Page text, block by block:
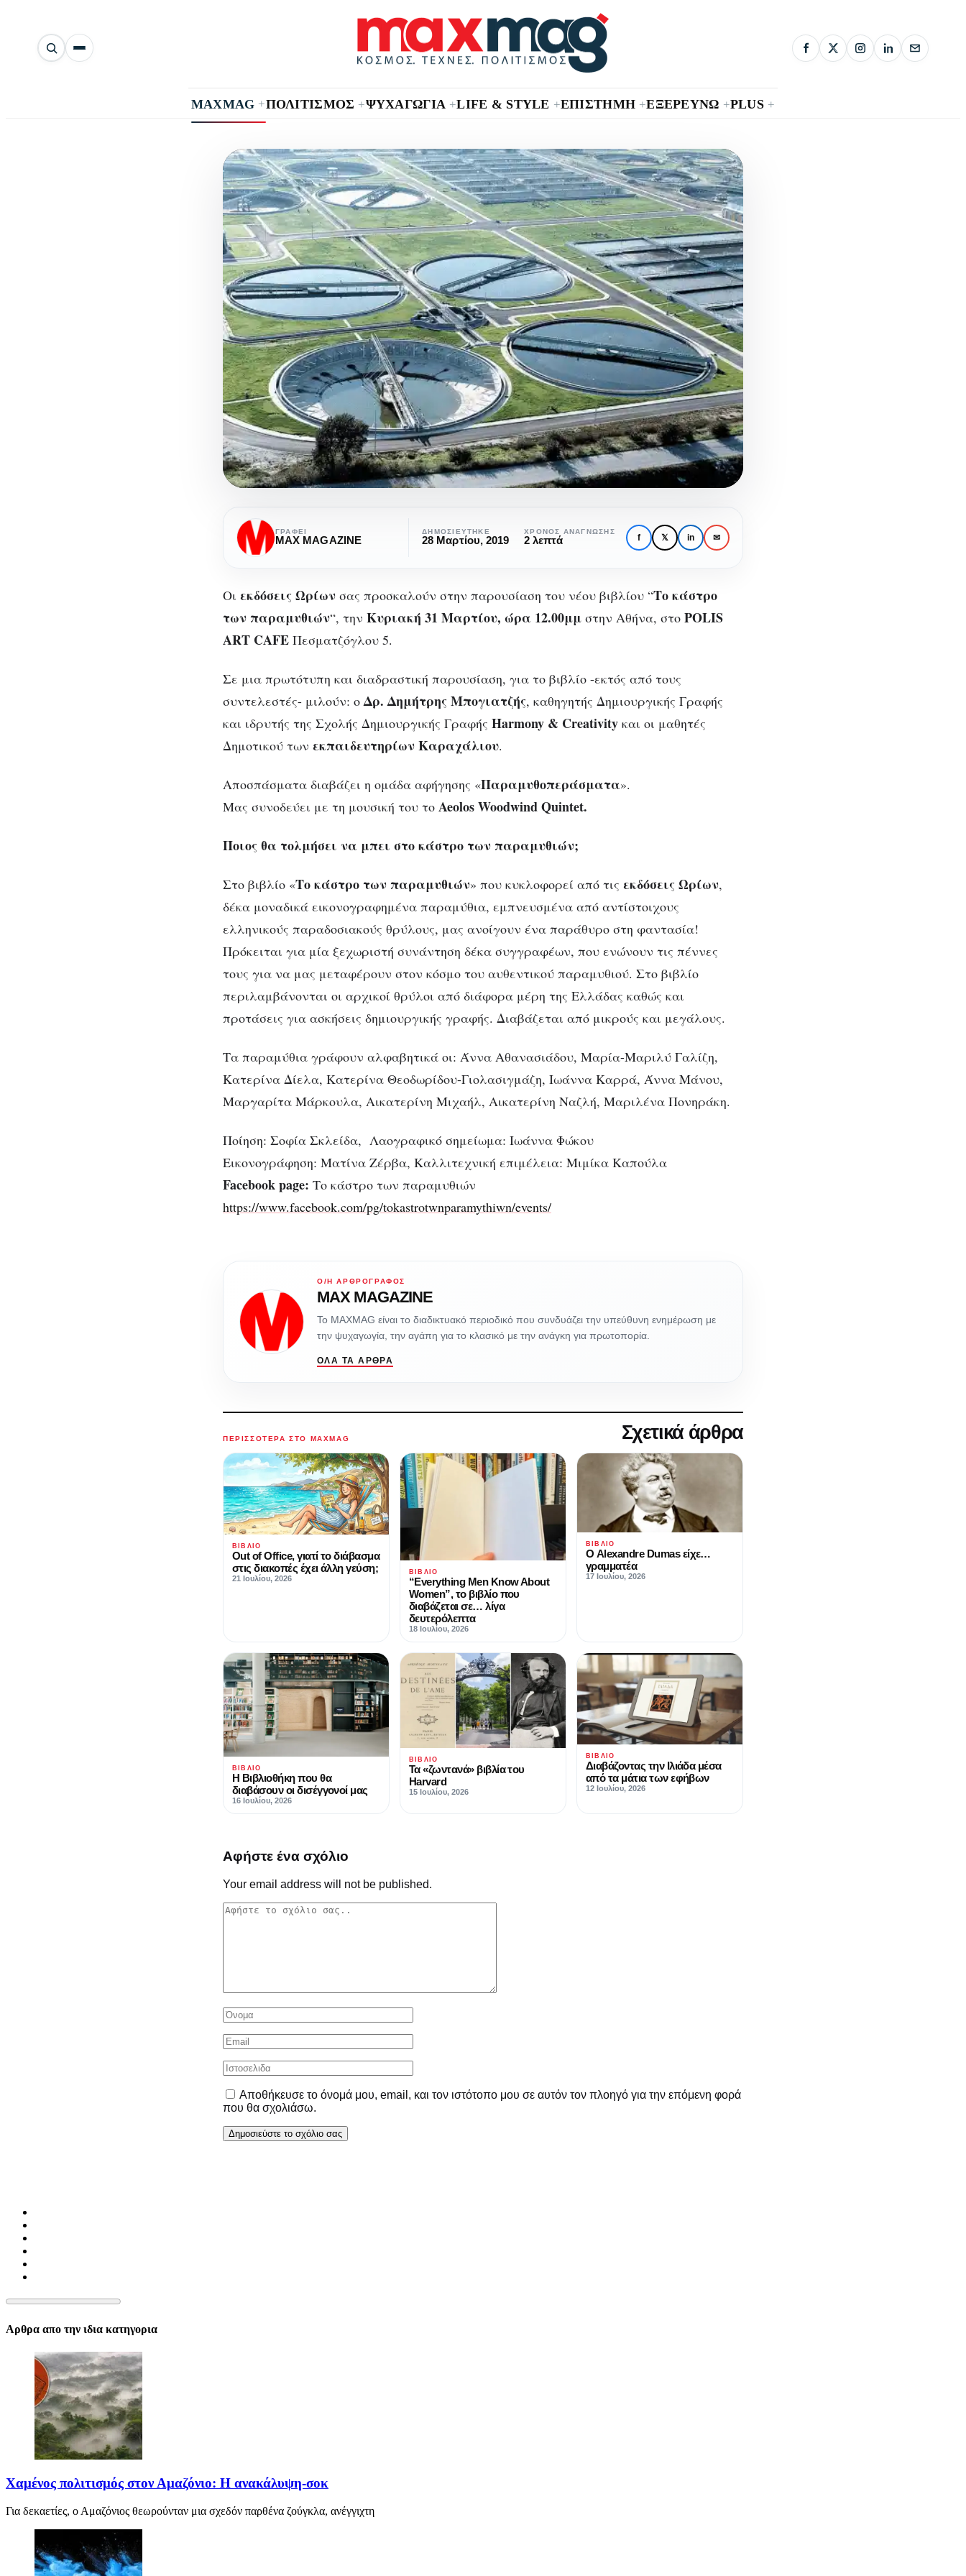
Αναζήτηση
άρθρων
MAXMAG +ΠΟΛΙΤΙΣΜΟΣ +ΨΥΧΑΓΩΓΙΑ +LIFE & STYLE +ΕΠΙΣΤΗΜΗ +ΕΞΕΡΕΥΝΩ +PLUS +
Παρουσίαση βιβλίου “Το κάστρο των
31 Μαρτίου – Αθήνα
Παρουσίαση
βιβλίου
“Το
των
παραμυθιών”
/
ΩΡΙΩΝ /
Κυριακή
Μαρτίου
–
Αθήνα
ΓΡΆΦΕΙ
MAX MAGAZINE
ΔΗΜΟΣΙΕΎΤΗΚΕ
28 Μαρτίου, 2019
ΧΡΌΝΟΣ ΑΝΆΓΝΩΣΗΣ
2 λεπτά f 𝕏 in ✉
Οι εκδόσεις Ωρίων σας προσκαλούν στην παρουσίαση του νέου βιβλίου “Το κάστρο
των παραμυθιών“, την Κυριακή 31 Μαρτίου, ώρα 12.00μμ στην Αθήνα, στο POLIS
ART CAFE Πεσματζόγλου 5.
Σε μια πρωτότυπη και διαδραστική παρουσίαση, για το βιβλίο -εκτός από τους
συντελεστές- μιλούν: o Δρ. Δημήτρης Μπογιατζής, καθηγητής Δημιουργικής Γραφής
και ιδρυτής της Σχολής Δημιουργικής Γραφής Harmony & Creativity και οι μαθητές
Δημοτικού των εκπαιδευτηρίων Καραχάλιου.
Αποσπάσματα διαβάζει η ομάδα αφήγησης «Παραμυθοπεράσματα».
Μας συνοδεύει με τη μουσική του το Aeolos Woodwind Quintet.
Ποιος θα τολμήσει να μπει στο κάστρο των παραμυθιών;
Στο βιβλίο «Το κάστρο των παραμυθιών» που κυκλοφορεί από τις εκδόσεις Ωρίων,
δέκα μοναδικά εικονογραφημένα παραμύθια, εμπνευσμένα από αντίστοιχους
ελληνικούς παραδοσιακούς θρύλους, μας ανοίγουν ένα παράθυρο στη φαντασία!
Πρόκειται για μία ξεχωριστή συνάντηση δέκα συγγραφέων, που ενώνουν τις πέννες
τους για να μας μεταφέρουν στον κόσμο του αυθεντικού παραμυθιού. Στο βιβλίο
περιλαμβάνονται οι αρχικοί θρύλοι από διάφορα μέρη της Ελλάδας καθώς και
προτάσεις για ασκήσεις δημιουργικής γραφής. Διαβάζεται από μικρούς και μεγάλους.
Τα παραμύθια γράφουν αλφαβητικά οι: Άννα Αθανασιάδου, Μαρία-Μαριλύ Γαλίζη,
Κατερίνα Δίελα, Κατερίνα Θεοδωρίδου-Γιολασιγμάζη, Ιωάννα Καρρά, Άννα Μάνου,
Μαργαρίτα Μάρκουλα, Αικατερίνη Μιχαήλ, Αικατερίνη Ναζλή, Μαριλένα Πονηράκη.
Ποίηση: Σοφία Σκλείδα, Λαογραφικό σημείωμα: Ιωάννα Φώκου
Εικονογράφηση: Ματίνα Ζέρβα, Καλλιτεχνική επιμέλεια: Μιμίκα Καπούλα
Facebook page: Το κάστρο των παραμυθιών
https://www.facebook.com/pg/tokastrotwnparamythiwn/events/
Ο/Η ΑΡΘΡΟΓΡΆΦΟΣ
MAX MAGAZINE
Το MAXMAG είναι το διαδικτυακό περιοδικό που συνδυάζει την υπεύθυνη ενημέρωση με
την ψυχαγωγία, την αγάπη για το κλασικό με την ανάγκη για πρωτοπορία.
ΌΛΑ ΤΑ ΆΡΘΡΑ
ΠΕΡΙΣΣΌΤΕΡΑ ΣΤΟ MAXMAG Σχετικά άρθρα
ΒΙΒΛΊΟ
Out of Office, γιατί το διάβασμα
στις διακοπές έχει άλλη γεύση;
21 Ιουλίου, 2026
ΒΙΒΛΊΟ
“Everything Men Know About
Women”, το βιβλίο που
διαβάζεται σε… λίγα
δευτερόλεπτα
18 Ιουλίου, 2026
ΒΙΒΛΊΟ
Ο Alexandre Dumas είχε…
γραμματέα
17 Ιουλίου, 2026
ΒΙΒΛΊΟ
Η Βιβλιοθήκη που θα
διαβάσουν οι δισέγγονοί μας
16 Ιουλίου, 2026
ΒΙΒΛΊΟ
Τα «ζωντανά» βιβλία του
Harvard
15 Ιουλίου, 2026
ΒΙΒΛΊΟ
Διαβάζοντας την Ιλιάδα μέσα
από τα μάτια των εφήβων
12 Ιουλίου, 2026
Αφήστε ένα σχόλιο
Your email address will not be published.
Αποθήκευσε το όνομά μου, email, και τον ιστότοπο μου σε αυτόν τον πλοηγό για την επόμενη φορά
που θα σχολιάσω.
Αρθρα απο την ιδια κατηγορια
Χαμένος πολιτισμός στον Αμαζόνιο: Η ανακάλυψη-σοκ
Για δεκαετίες, ο Αμαζόνιος θεωρούνταν μια σχεδόν παρθένα ζούγκλα, ανέγγιχτη